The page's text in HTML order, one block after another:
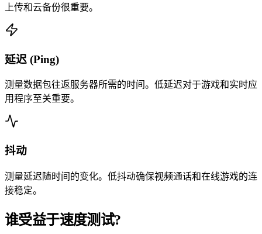
上传和云备份很重要。
延迟 (Ping)
测量数据包往返服务器所需的时间。低延迟对于游戏和实时应
用程序至关重要。
抖动
测量延迟随时间的变化。低抖动确保视频通话和在线游戏的连
接稳定。
谁受益于速度测试?